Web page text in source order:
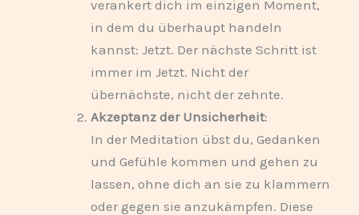
verankert dich im einzigen Moment,
in dem du überhaupt handeln
kannst: Jetzt. Der nächste Schritt ist
immer im Jetzt. Nicht der
übernächste, nicht der zehnte.
Akzeptanz der Unsicherheit:
In der Meditation übst du, Gedanken
und Gefühle kommen und gehen zu
lassen, ohne dich an sie zu klammern
oder gegen sie anzukämpfen. Diese